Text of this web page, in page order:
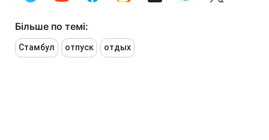
Більше по темі:
Стамбул отпуск отдых